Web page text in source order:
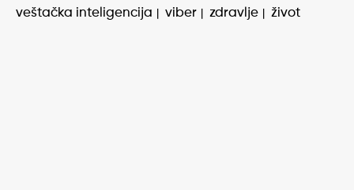
veštačka inteligencija
viber zdravlje život